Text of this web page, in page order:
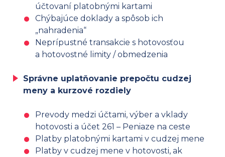
účtovaní platobnými kartami
Chýbajúce doklady a spôsob ich
„nahradenia“
Neprípustné transakcie s hotovosťou
a hotovostné limity / obmedzenia
Správne uplatňovanie prepočtu cudzej
meny a kurzové rozdiely
Prevody medzi účtami, výber a vklady
hotovosti a účet 261 – Peniaze na ceste
Platby platobnými kartami v cudzej mene
Platby v cudzej mene v hotovosti, ak